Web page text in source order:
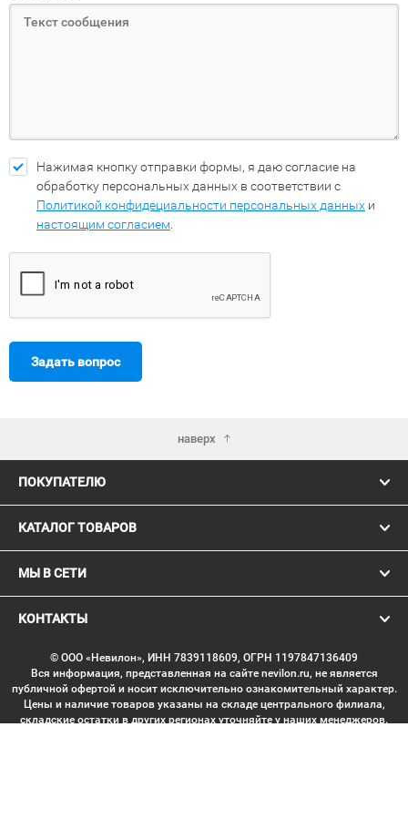
Нажимая кнопку отправки формы, я даю согласие на
обработку персональных данных в соответствии с
Политикой конфидециальности персональных данных и
настоящим согласием
Задать вопрос
наверх
ПОКУПАТЕЛЮ
КАТАЛОГ ТОВАРОВ
МЫ В СЕТИ
КОНТАКТЫ
© ООО «Невилон», ИНН 7839118609, ОГРН 1197847136409
Вся информация, представленная на сайте nevilon.ru, не является
публичной офертой и носит исключительно ознакомительный характер.
Цены и наличие товаров указаны на складе центрального филиала,
складские остатки в других регионах уточняйте у наших менеджеров.